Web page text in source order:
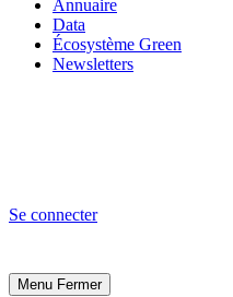
Annuaire
Data
Écosystème Green
Newsletters
Se connecter
Menu Fermer